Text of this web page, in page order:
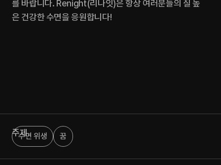
를 바랍니다. Renight(리나잇)은 항상 여러분들의 질 높
은 건강한 수면을 응원합니다!
주제
수면 위생 꿈